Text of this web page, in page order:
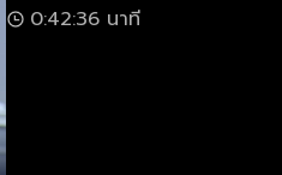
0:42:36 นาที